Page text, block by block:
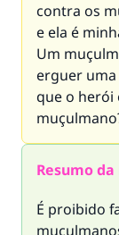
contra os
e ela é
Um
erguer
que o herói
Resumo
É proibido